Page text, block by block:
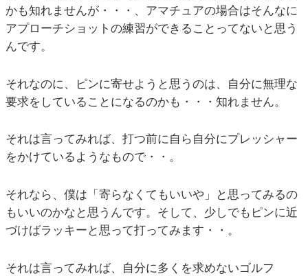
かも知れませんが・・・、アマチュアの場合はそんなに
アプローチショットの練習ができることってないと思う
んです。
それなのに、ピンに寄せようと思うのは、自分に無理な
要求をしていることになるのかも・・・知れません。
それは言ってみれば、打つ前に自ら自分にプレッシャー
をかけているようなもので・・。
それなら、僕は「寄らなくてもいいや」と思ってみるの
もいいのかなと思うんです。そして、少しでもピンに近
づけばラッキーと思って打ってみます・・。
それは言ってみれば、自分に多くを求めないゴルフ